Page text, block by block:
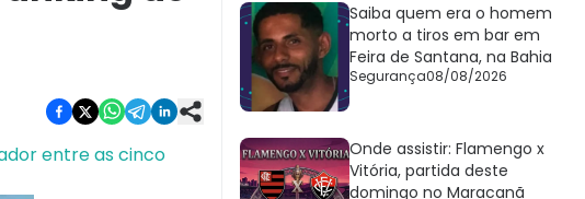
entre as cinco
Saiba quem era o homem
morto a tiros em bar em
Feira de Santana, na Bahia
Segurança08/08/2026
Onde assistir: Flamengo x
Vitória, partida deste
domingo no Maracanã